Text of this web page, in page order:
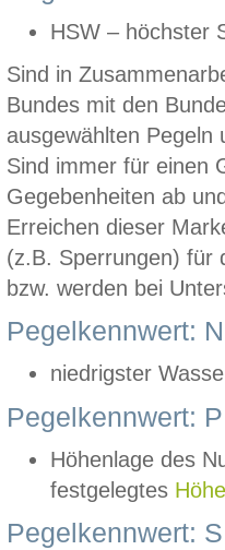
HSW – höchster
Sind in
Bundes mit den
ausgewählten
Sind immer für einen
Gegebenheiten ab
Erreichen dieser
(z.B. Sperrungen) für
bzw. werden bei
Pegelkennwert:
niedrigster
Pegelkennwert:
Höhenlage des
festgelegtes
Pegelkennwert: